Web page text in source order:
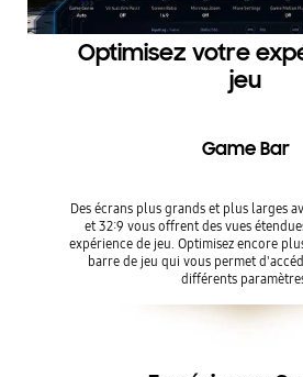
Optimisez votre
jeu
Game Bar
Des écrans plus grands et plus larges
et 32:9 vous offrent des vues
expérience de jeu. Optimisez encore
barre de jeu qui vous permet
différents